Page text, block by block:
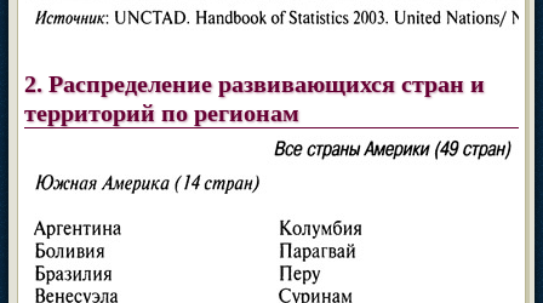
2. Распределение развивающихся стран и
территорий по регионам